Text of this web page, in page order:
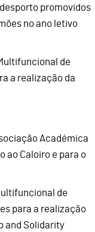
promovidos
no ano letivo
de
a realização da
Académica
ao Caloiro e para o
de
para a realização
and Solidarity